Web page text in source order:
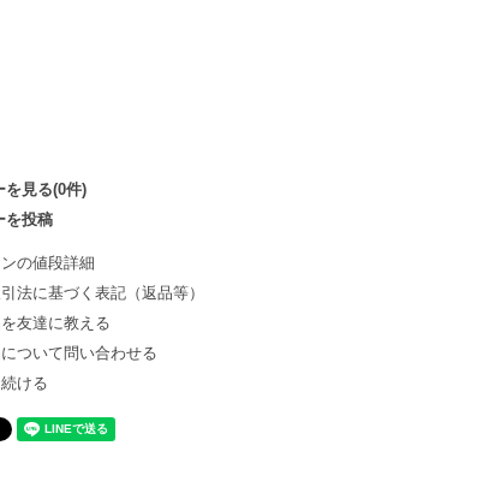
を見る(0件)
を投稿
の値段詳細
法に基づく表記（返品等）
友達に教える
ついて問い合わせる
ける